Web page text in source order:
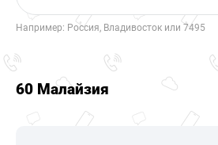
Например: Россия, Владивосток или 7495
60 Малайзия